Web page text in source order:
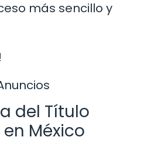
más sencillo y
del Título
México